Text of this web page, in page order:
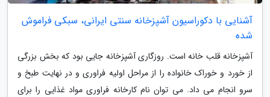
آشنایی با دکوراسیون آشپزخانه سنتی ایرانی، سبکی فراموش
شده
آشپزخانه قلب خانه است. روزگاری آشپزخانه جایی بود که بخش بزرگی
از خورد و خوراک خانواده را از مراحل اولیه فراوری و در نهایت طبخ و
سرو انجام می داد. می توان نام کارخانه فراوری مواد غذایی را برای